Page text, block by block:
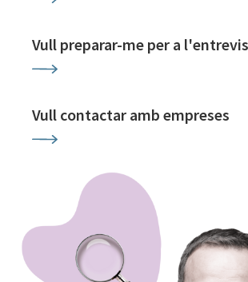
Vull preparar-me per a
Vull contactar amb empreses